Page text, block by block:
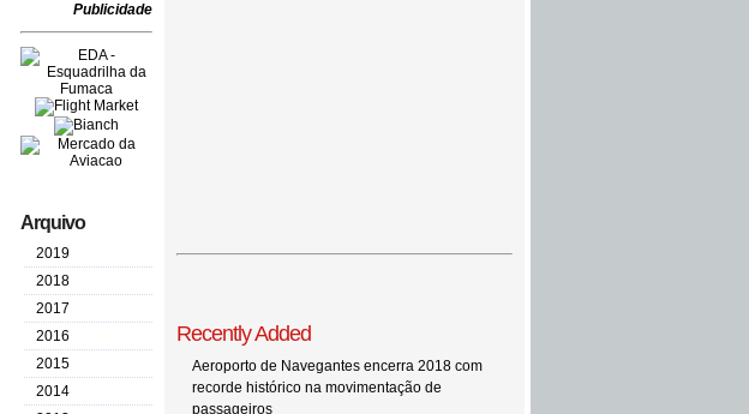
Publicidade
Arquivo
2019
2018
2017
2016
2015
2014
Recently Added
Aeroporto de Navegantes encerra 2018 com
recorde histórico na movimentação de
passageiros